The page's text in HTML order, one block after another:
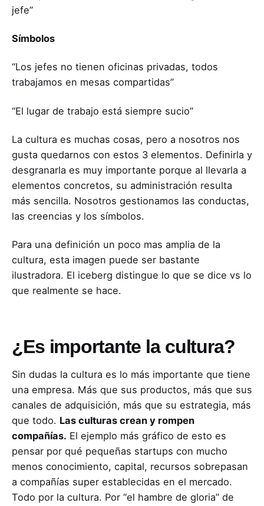
jefe”
Símbolos
“Los jefes no tienen oficinas privadas, todos
trabajamos en mesas compartidas”
“El lugar de trabajo está siempre sucio”
La cultura es muchas cosas, pero a nosotros nos
gusta quedarnos con estos 3 elementos. Definirla y
desgranarla es muy importante porque al llevarla a
elementos concretos, su administración resulta
más sencilla. Nosotros gestionamos las conductas,
las creencias y los símbolos.
Para una definición un poco mas amplia de la
cultura, esta imagen puede ser bastante
ilustradora. El iceberg distingue lo que se dice vs lo
que realmente se hace.
¿Es importante la cultura?
Sin dudas la cultura es lo más importante que tiene
una empresa. Más que sus productos, más que sus
canales de adquisición, más que su estrategia, más
que todo. Las culturas crean y rompen
compañías. El ejemplo más gráfico de esto es
pensar por qué pequeñas startups con mucho
menos conocimiento, capital, recursos sobrepasan
a compañías super establecidas en el mercado.
Todo por la cultura. Por “el hambre de gloria” de